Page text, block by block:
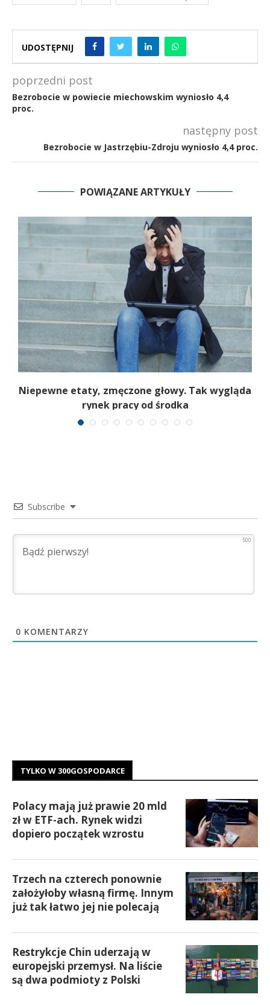
UDOSTĘPNIJ
poprzedni post
Bezrobocie w powiecie miechowskim wyniosło 4,4
proc.
następny post
Bezrobocie w Jastrzębiu-Zdroju wyniosło 4,4 proc.
POWIĄZANE ARTYKUŁY
Niepewne etaty, zmęczone głowy. Tak wygląda
rynek pracy od środka
Subscribe
500
0 KOMENTARZY
TYLKO W 300GOSPODARCE
Polacy mają już prawie 20 mld
zł w ETF-ach. Rynek widzi
dopiero początek wzrostu
Trzech na czterech ponownie
założyłoby własną firmę. Innym
już tak łatwo jej nie polecają
Restrykcje Chin uderzają w
europejski przemysł. Na liście
są dwa podmioty z Polski